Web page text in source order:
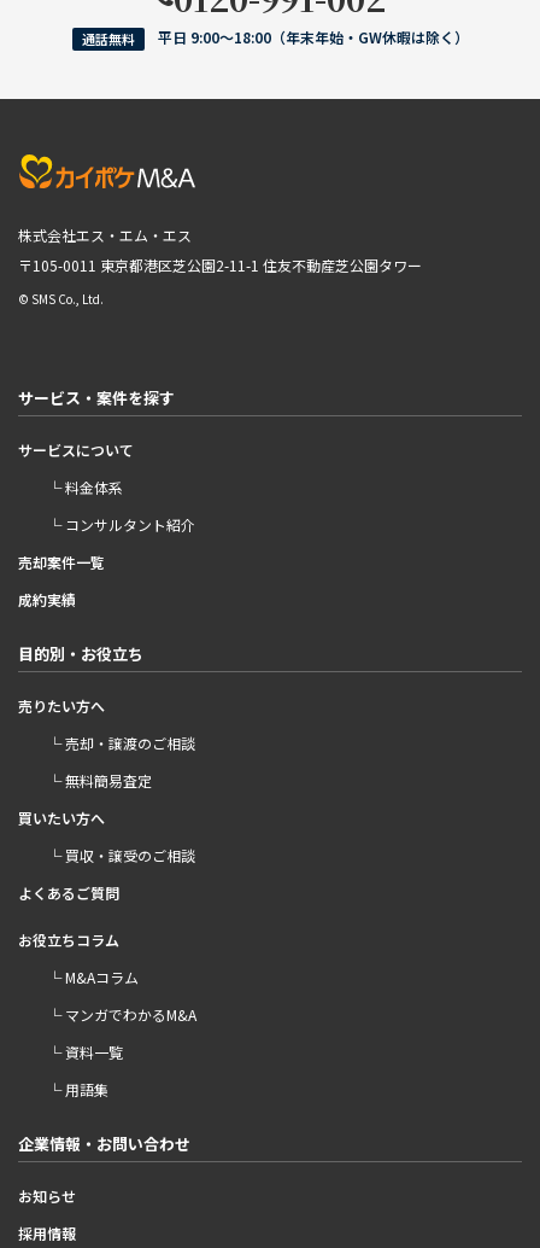
通話無料 平日 9:00〜18:00（年末年始・GW休暇は除く）
株式会社エス・エム・エス
〒105-0011 東京都港区芝公園2-11-1 住友不動産芝公園タワー
© SMS Co., Ltd.
サービス・案件を探す
サービスについて
└ 料金体系
└ コンサルタント紹介
売却案件一覧
成約実績
目的別・お役立ち
売りたい方へ
└ 売却・譲渡のご相談
└ 無料簡易査定
買いたい方へ
└ 買収・譲受のご相談
よくあるご質問
お役立ちコラム
└ M&Aコラム
└ マンガでわかるM&A
└ 資料一覧
└ 用語集
企業情報・お問い合わせ
お知らせ
採用情報